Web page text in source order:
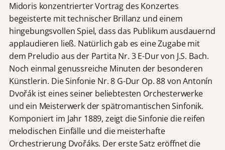
Midoris konzentrierter Vortrag des Konzertes
begeisterte mit technischer Brillanz und einem
hingebungsvollen Spiel, dass das Publikum ausdauernd
applaudieren ließ. Natürlich gab es eine Zugabe mit
dem Preludio aus der Partita Nr. 3 E-Dur von J.S. Bach.
Noch einmal genussreiche Minuten der besonderen
Künstlerin. Die Sinfonie Nr. 8 G-Dur Op. 88 von Antonín
Dvořák ist eines seiner beliebtesten Orchesterwerke
und ein Meisterwerk der spätromantischen Sinfonik.
Komponiert im Jahr 1889, zeigt die Sinfonie die reifen
melodischen Einfälle und die meisterhafte
Orchestrierung Dvořáks. Der erste Satz eröffnet die